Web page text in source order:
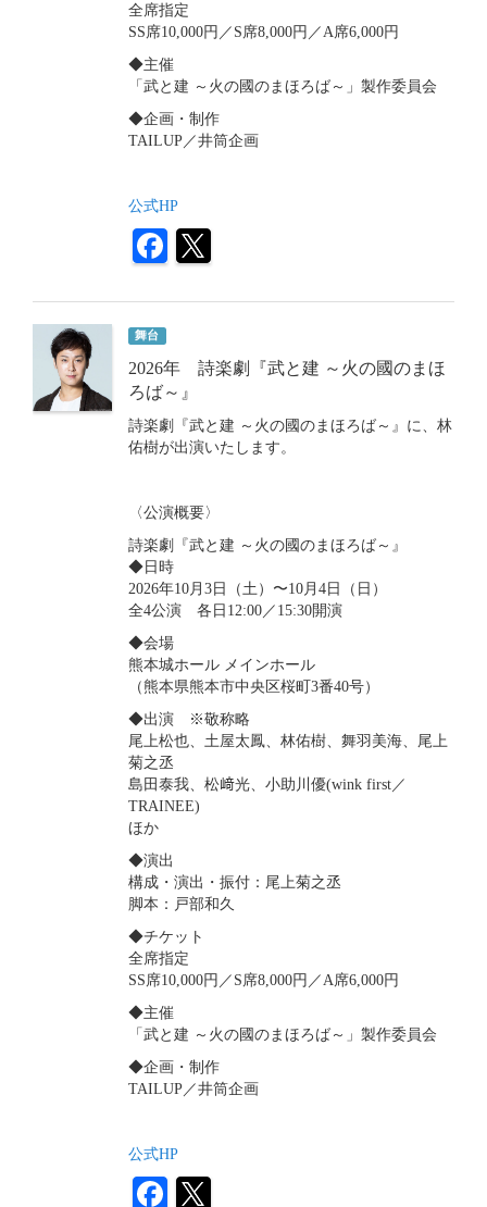
全席指定
SS席10,000円／S席8,000円／A席6,000円
◆主催
「武と建 ～火の國のまほろば～」製作委員会
◆企画・制作
TAILUP／井筒企画
公式HP
舞台
2026年 詩楽劇『武と建 ～火の國のまほ
ろば～』
詩楽劇『武と建 ～火の國のまほろば～』に、林
佑樹が出演いたします。
〈公演概要〉
詩楽劇『武と建 ～火の國のまほろば～』
◆日時
2026年10月3日（土）〜10月4日（日）
全4公演 各日12:00／15:30開演
◆会場
熊本城ホール メインホール
（熊本県熊本市中央区桜町3番40号）
◆出演 ※敬称略
尾上松也、土屋太鳳、林佑樹、舞羽美海、尾上
菊之丞
島田泰我、松﨑光、小助川優(wink first／
TRAINEE)
ほか
◆演出
構成・演出・振付：尾上菊之丞
脚本：戸部和久
◆チケット
全席指定
SS席10,000円／S席8,000円／A席6,000円
◆主催
「武と建 ～火の國のまほろば～」製作委員会
◆企画・制作
TAILUP／井筒企画
公式HP